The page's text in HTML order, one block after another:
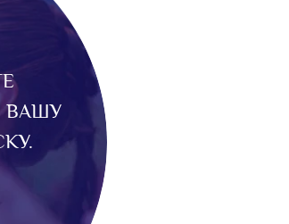
ВАШУ